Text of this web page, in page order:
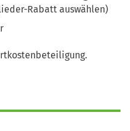
Rabatt auswählen)